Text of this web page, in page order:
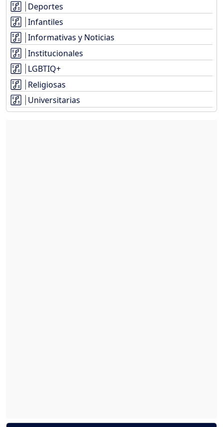
Deportes
Infantiles
Informativas y Noticias
Institucionales
LGBTIQ+
Religiosas
Universitarias